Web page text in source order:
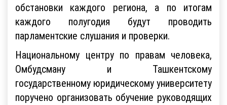
обстановки каждого региона, а по итогам
каждого полугодия будут проводить
парламентские слушания и проверки.
Национальному центру по правам человека,
Омбудсману и Ташкентскому
государственному юридическому университету
поручено организовать обучение руководящих